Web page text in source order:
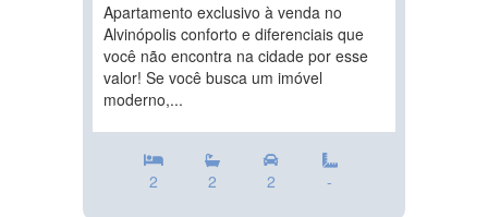
Apartamento exclusivo à venda no
Alvinópolis conforto e diferenciais que
você não encontra na cidade por esse
valor! Se você busca um imóvel
moderno,...
2 2 2 -